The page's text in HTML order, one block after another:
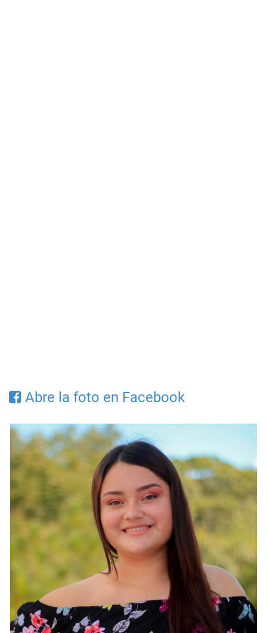
Abre la foto en Facebook